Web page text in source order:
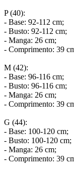
P (40):
- Base: 92-112 cm;
- Busto: 92-112 cm;
- Manga: 26 cm;
- Comprimento: 39
M (42):
- Base: 96-116 cm;
- Busto: 96-116 cm;
- Manga: 26 cm;
- Comprimento: 39
G (44):
- Base: 100-120 cm;
- Busto: 100-120 cm;
- Manga: 26 cm;
- Comprimento: 39